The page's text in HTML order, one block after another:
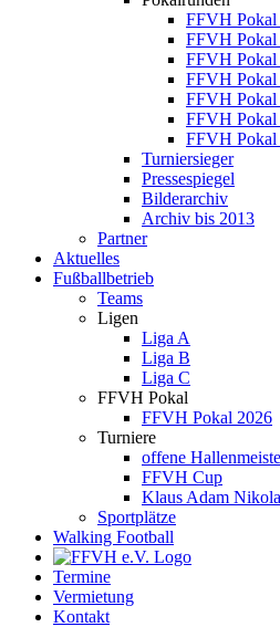
FFVH Pokal
FFVH Pokal
FFVH Pokal
FFVH Pokal
FFVH Pokal
FFVH Pokal
FFVH Pokal
Turniersieger
Pressespiegel
Bilderarchiv
Archiv bis 2013
Partner
Aktuelles
Fußballbetrieb
Teams
Ligen
Liga A
Liga B
Liga C
FFVH Pokal
FFVH Pokal 2026
Turniere
offene
FFVH Cup
Klaus Adam
Sportplätze
Walking Football
Termine
Vermietung
Kontakt